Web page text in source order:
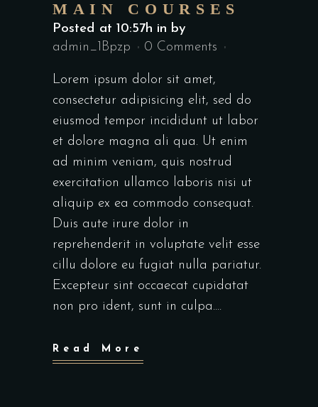
MAIN COURSES
Posted at 10:57h in by
admin_1Bpzp
0 Comments
Lorem ipsum dolor sit amet,
consectetur adipisicing elit, sed do
eiusmod tempor incididunt ut labor
et dolore magna ali qua. Ut enim
ad minim veniam, quis nostrud
exercitation ullamco laboris nisi ut
aliquip ex ea commodo consequat.
Duis aute irure dolor in
reprehenderit in voluptate velit esse
cillu dolore eu fugiat nulla pariatur.
Excepteur sint occaecat cupidatat
non pro ident, sunt in culpa....
Read More